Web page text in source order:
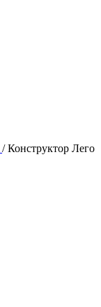
/Конструктор Лего